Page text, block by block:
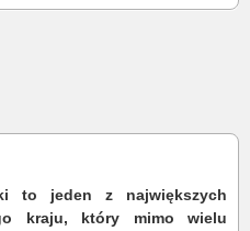
to jeden z największych
kraju, który mimo wielu